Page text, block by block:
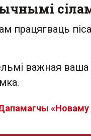
працягваць
важная ваша
«Новаму